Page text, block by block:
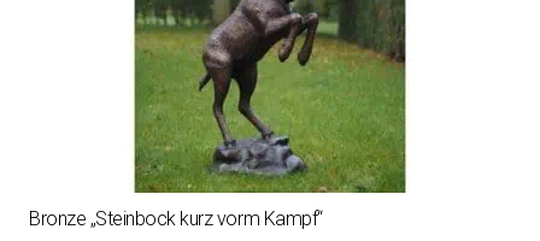
Bronze „Steinbock kurz vorm Kampf“